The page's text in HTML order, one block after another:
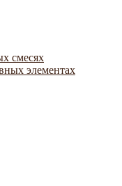
смесях
элементах